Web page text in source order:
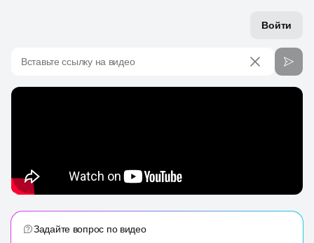
Войти
Вставьте ссылку на видео
Задайте вопрос по видео